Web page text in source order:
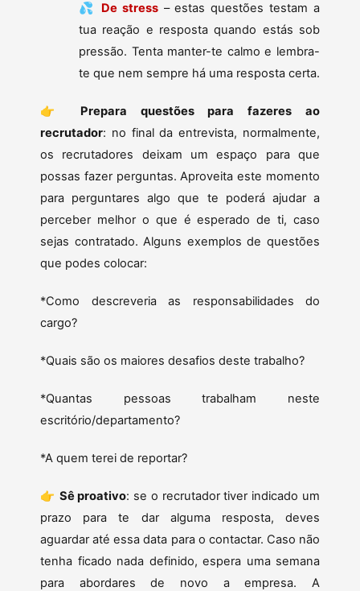
💦 De stress– estas questões testam a
tua reação e resposta quando estás sob
pressão. Tenta manter-te calmo e lembra-
te que nem sempre há uma resposta certa.
👉 Prepara questões para fazeres ao
recrutador: no final da entrevista, normalmente,
os recrutadores deixam um espaço para que
possas fazer perguntas. Aproveita este momento
para perguntares algo que te poderá ajudar a
perceber melhor o que é esperado de ti, caso
sejas contratado. Alguns exemplos de questões
que podes colocar:
*Como descreveria as responsabilidades do
cargo?
*Quais são os maiores desafios deste trabalho?
*Quantas pessoas trabalham neste
escritório/departamento?
*A quem terei de reportar?
👉 Sê proativo: se o recrutador tiver indicado um
prazo para te dar alguma resposta, deves
aguardar até essa data para o contactar. Caso não
tenha ficado nada definido, espera uma semana
para abordares de novo a empresa. A